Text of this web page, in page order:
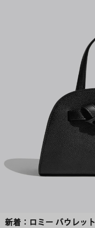
新着：ロミー バウレット